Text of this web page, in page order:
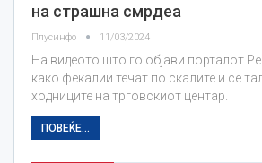
на страшна смрдеа
Плусинфо 11/03/2024
На видеото што го објави порталот
како фекалии течат по скалите и се
ходниците на трговскиот центар.
ПОВЕЌЕ...